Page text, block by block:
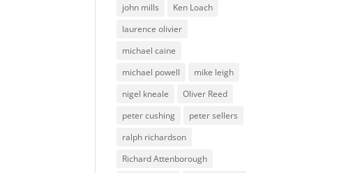
john mills
Ken Loach
laurence olivier
michael caine
michael powell
mike leigh
nigel kneale
Oliver Reed
peter cushing
peter sellers
ralph richardson
Richard Attenborough